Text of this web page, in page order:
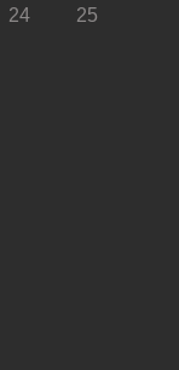
24
25